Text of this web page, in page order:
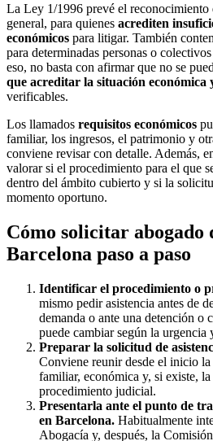
La Ley 1/1996 prevé el reconocimiento
general, para quienes acrediten
económicos para litigar. También
para determinadas personas o
eso, no basta con afirmar que no se
que acreditar la situación económica
verificables.
Los llamados requisitos económicos
familiar, los ingresos, el patrimonio y
conviene revisar con detalle. Además,
valorar si el procedimiento para el que
dentro del ámbito cubierto y si la
momento oportuno.
Cómo solicitar abogado
Barcelona paso a paso
Identificar el procedimiento o
mismo pedir asistencia antes de
demanda o ante una detención o
puede cambiar según la urgencia
Preparar la solicitud de
Conviene reunir desde el inicio
familiar, económica y, si existe,
procedimiento judicial.
Presentarla ante el punto de
en Barcelona. Habitualmente
Abogacía y, después, la